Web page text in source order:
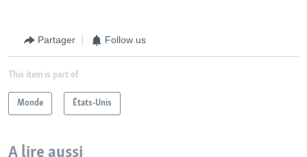
Partager Follow us
This item is part of
Monde États-Unis
A lire aussi